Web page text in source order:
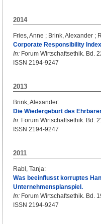
2014
Fries, Anne ; Brink, Alexander ;
Corporate Responsibility
In: Forum Wirtschaftsethik. Bd.
ISSN 2194-9247
2013
Brink, Alexander:
Die Wiedergeburt des
In: Forum Wirtschaftsethik. Bd.
ISSN 2194-9247
2011
Rabl, Tanja:
Was beeinflusst korruptes
Unternehmensplanspiel.
In: Forum Wirtschaftsethik. Bd.
ISSN 2194-9247